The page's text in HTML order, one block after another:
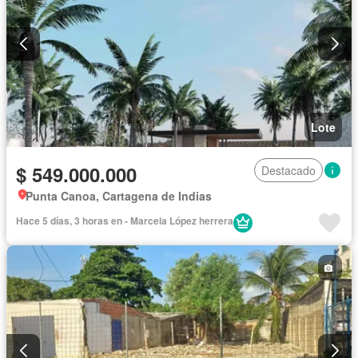
Lote
$ 549.000.000
Destacado
Punta Canoa, Cartagena de Indias
Hace 5 días, 3 horas en - Marcela López herrera